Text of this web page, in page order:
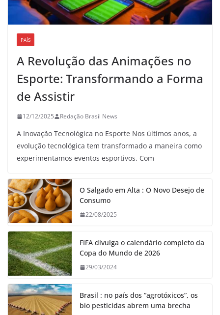
PAÍS
A Revolução das Animações no
Esporte: Transformando a Forma
de Assistir
12/12/2025 Redação Brasil News
A Inovação Tecnológica no Esporte Nos últimos anos, a
evolução tecnológica tem transformado a maneira como
experimentamos eventos esportivos. Com
O Salgado em Alta : O Novo Desejo de
Consumo
22/08/2025
FIFA divulga o calendário completo da
Copa do Mundo de 2026
29/03/2024
Brasil : no país dos “agrotóxicos”, os
bio pesticidas abrem uma brecha